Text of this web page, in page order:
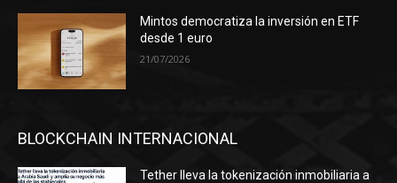
Mintos democratiza la inversión en ETF
desde 1 euro
21/07/2026
BLOCKCHAIN INTERNACIONAL
Tether lleva la tokenización inmobiliaria a